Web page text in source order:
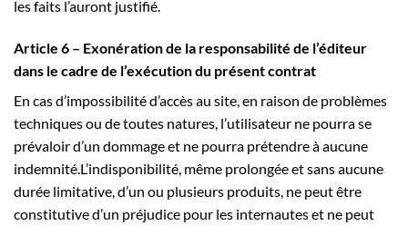
les faits l’auront justifié.
Article 6 – Exonération de la responsabilité de l’éditeur
dans le cadre de l’exécution du présent contrat
En cas d’impossibilité d’accès au site, en raison de problèmes
techniques ou de toutes natures, l’utilisateur ne pourra se
prévaloir d’un dommage et ne pourra prétendre à aucune
indemnité.L’indisponibilité, même prolongée et sans aucune
durée limitative, d’un ou plusieurs produits, ne peut être
constitutive d’un préjudice pour les internautes et ne peut